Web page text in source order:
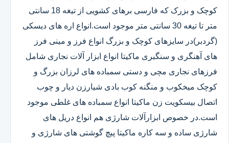
کوچک و بزرک که فارسی برهای کشویی از تیغه 18 سانتی
متر تا تیغه 30 سانتی متر موجود است.انواع اره های دیسکی
(گردبر)در سایزهای کوچک و بزرگ انواع فرز و مینی فرز
های آهنگری و سنگبری ماکیتا انواع ابزار آلات نجاری شامل
فرزهای نجاری مچی و دستی سمباده های لرزان بزرگ و
کوچک میخکوب و منگنه کوب بادی شیارزن دیار و چوب
اتصال بیسکویت زن ماکیتا انواع سمباده های غلطی موجود
است.در خصوص ابزارآلات شارژی هم انواع دریل های
شارژی ساده و سه کاره ماکیتا پیچ گوشتی های شارژی و